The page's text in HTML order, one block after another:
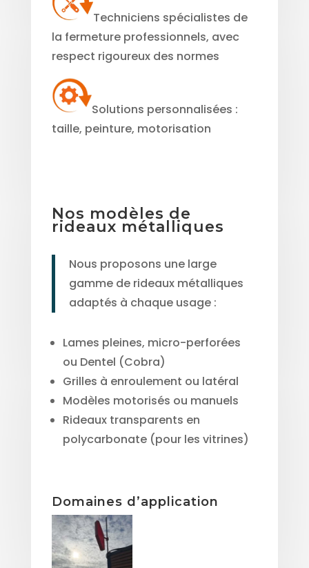
Techniciens spécialistes de
la fermeture professionnels, avec
respect rigoureux des normes
Solutions personnalisées :
taille, peinture, motorisation
Nos modèles de
rideaux métalliques
Nous proposons une large
gamme de rideaux métalliques
adaptés à chaque usage :
Lames pleines, micro-perforées
ou Dentel (Cobra)
Grilles à enroulement ou latéral
Modèles motorisés ou manuels
Rideaux transparents en
polycarbonate (pour les vitrines)
Domaines d’application